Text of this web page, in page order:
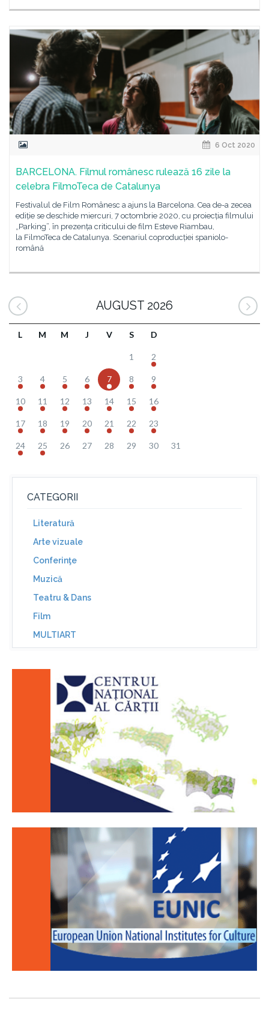
6 Oct 2020
BARCELONA. Filmul românesc rulează 16 zile la
celebra FilmoTeca de Catalunya
Festivalul de Film Românesc a ajuns la Barcelona. Cea de-a zecea
ediție se deschide miercuri, 7 octombrie 2020, cu proiecția filmului
„Parking”, în prezența criticului de film Esteve Riambau,
la FilmoTeca de Catalunya. Scenariul coproducției spaniolo-
română
AUGUST 2026
L M M J V S D
1 2
3 4 5 6 7 8 9
10 11 12 13 14 15 16
17 18 19 20 21 22 23
24 25 26 27 28 29 30 31
CATEGORII
Literatură
Arte vizuale
Conferinţe
Muzică
Teatru & Dans
Film
MULTIART